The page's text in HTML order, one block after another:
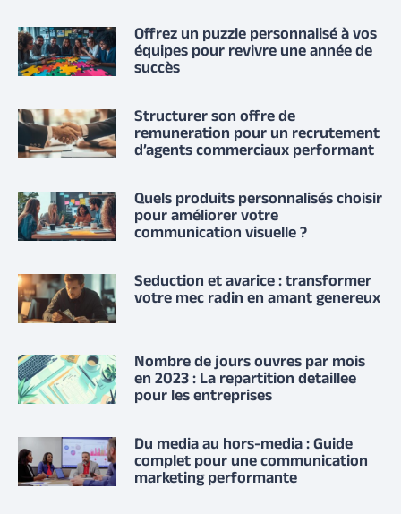
Offrez un puzzle personnalisé à vos
équipes pour revivre une année de
succès
Structurer son offre de
remuneration pour un recrutement
d’agents commerciaux performant
Quels produits personnalisés choisir
pour améliorer votre
communication visuelle ?
Seduction et avarice : transformer
votre mec radin en amant genereux
Nombre de jours ouvres par mois
en 2023 : La repartition detaillee
pour les entreprises
Du media au hors-media : Guide
complet pour une communication
marketing performante